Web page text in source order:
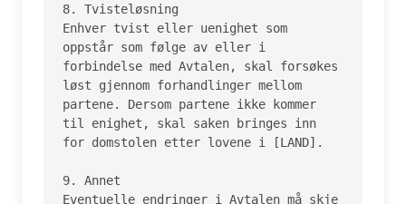
8. Tvisteløsning
Enhver tvist eller uenighet som
oppstår som følge av eller i
forbindelse med Avtalen, skal forsøkes
løst gjennom forhandlinger mellom
partene. Dersom partene ikke kommer
til enighet, skal saken bringes inn
for domstolen etter lovene i [LAND].
9. Annet
Eventuelle endringer i Avtalen må skje